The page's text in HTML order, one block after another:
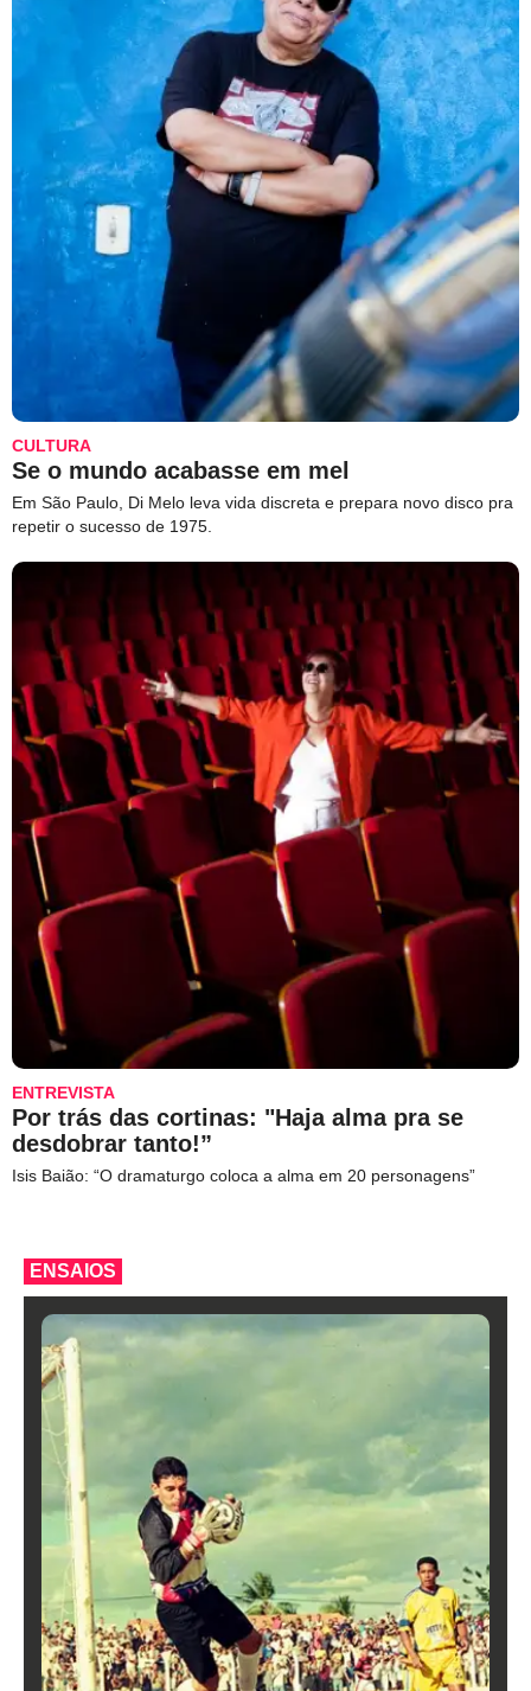
CULTURA
Se o mundo acabasse em mel
Em São Paulo, Di Melo leva vida discreta e prepara novo disco pra
repetir o sucesso de 1975.
ENTREVISTA
Por trás das cortinas: "Haja alma pra se
desdobrar tanto!”
Isis Baião: “O dramaturgo coloca a alma em 20 personagens”
ENSAIOS